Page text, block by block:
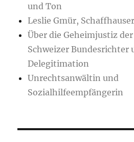
und Ton
Leslie Gmür,
Über die Geheimjustiz
Schweizer Bundesrichter
Delegitimation
Unrechtsanwältin und
Sozialhilfeempfängerin